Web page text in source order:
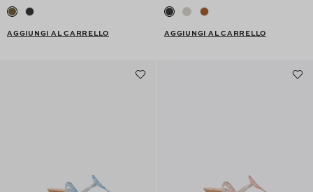
AGGIUNGI AL CARRELLO AGGIUNGI AL CARRELLO